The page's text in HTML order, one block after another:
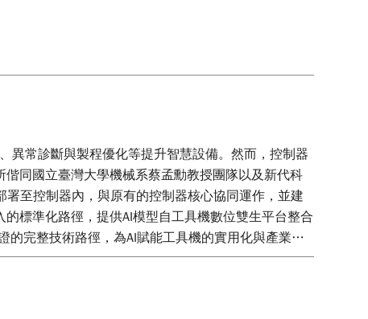
異常診斷與製程優化等提升智慧設備。然而，控制器
同國立臺灣大學機械系蔡孟勳教授團隊以及新代科
至控制器內，與原有的控制器核心協同運作，並建
標準化路徑，提供AI模型自工具機數位雙生平台整合
的完整技術路徑，為AI賦能工具機的實用化與產業化